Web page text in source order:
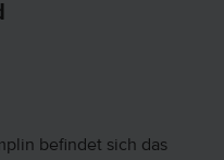
befindet sich das